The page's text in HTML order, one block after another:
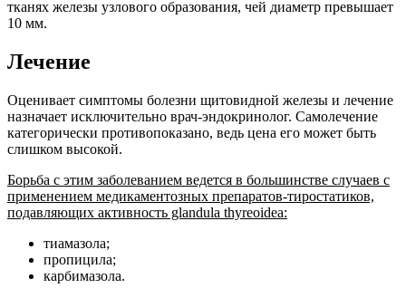
тканях железы узлового образования, чей диаметр превышает
10 мм.
Лечение
Оценивает симптомы болезни щитовидной железы и лечение
назначает исключительно врач-эндокринолог. Самолечение
категорически противопоказано, ведь цена его может быть
слишком высокой.
Борьба с этим заболеванием ведется в большинстве случаев с
применением медикаментозных препаратов-тиростатиков,
подавляющих активность glandula thyreoidea:
тиамазола;
пропицила;
карбимазола.